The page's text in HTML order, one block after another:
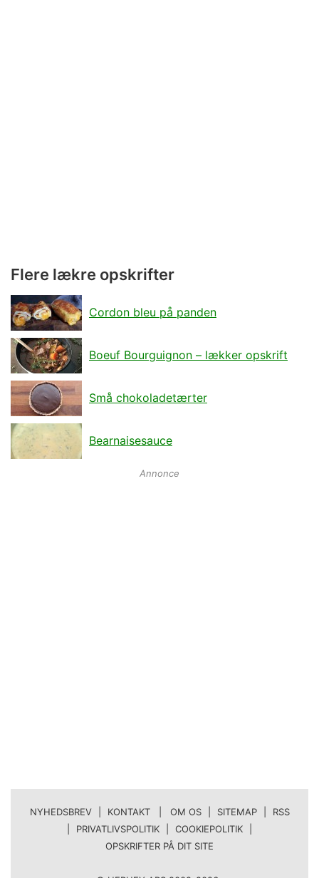
Flere lækre opskrifter
Cordon bleu på panden
Boeuf Bourguignon – lækker opskrift
Små chokoladetærter
Bearnaisesauce
Annonce
NYHEDSBREV KONTAKT | OM OS SITEMAP
RSS
PRIVATLIVSPOLITIK COOKIEPOLITIK
OPSKRIFTER PÅ DIT SITE